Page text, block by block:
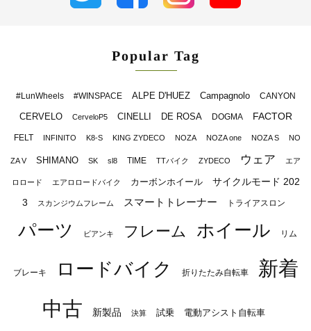
Popular Tag
#LunWheels #WINSPACE ALPE D'HUEZ Campagnolo CANYON
CERVELO CerveloP5 CINELLI DE ROSA DOGMA FACTOR
FELT INFINITO K8-S KING ZYDECO NOZA NOZA one NOZA S NO
ZA V SHIMANO SK sl8 TIME TTバイク ZYDECO ウェア エア
ロロード エアロロードバイク カーボンホイール
サイクルモード 202
3
スカンジウムフレーム スマートトレーナー トライアスロン
パーツ ビアンキ フレーム ホイール リム
ブレーキ ロードバイク 折りたたみ自転車
新着
中古
新製品 決算 試乗 電動アシスト自転車